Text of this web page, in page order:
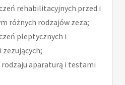
rehabilitacyjnych przed i
różnych rodzajów zeza;
pleptycznych i
rodzaju aparaturą i testami